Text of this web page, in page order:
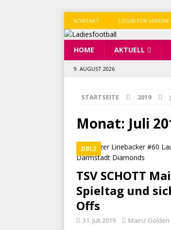
KONTAKT LOGIN FÜR VEREINE
HOME AKTUELL
9. AUGUST 2026
STARTSEITE 2019
Monat: Juli
DBL2
TSV SCHOTT
Spieltag und
Offs
31. Juli 2019 Mainz Golden